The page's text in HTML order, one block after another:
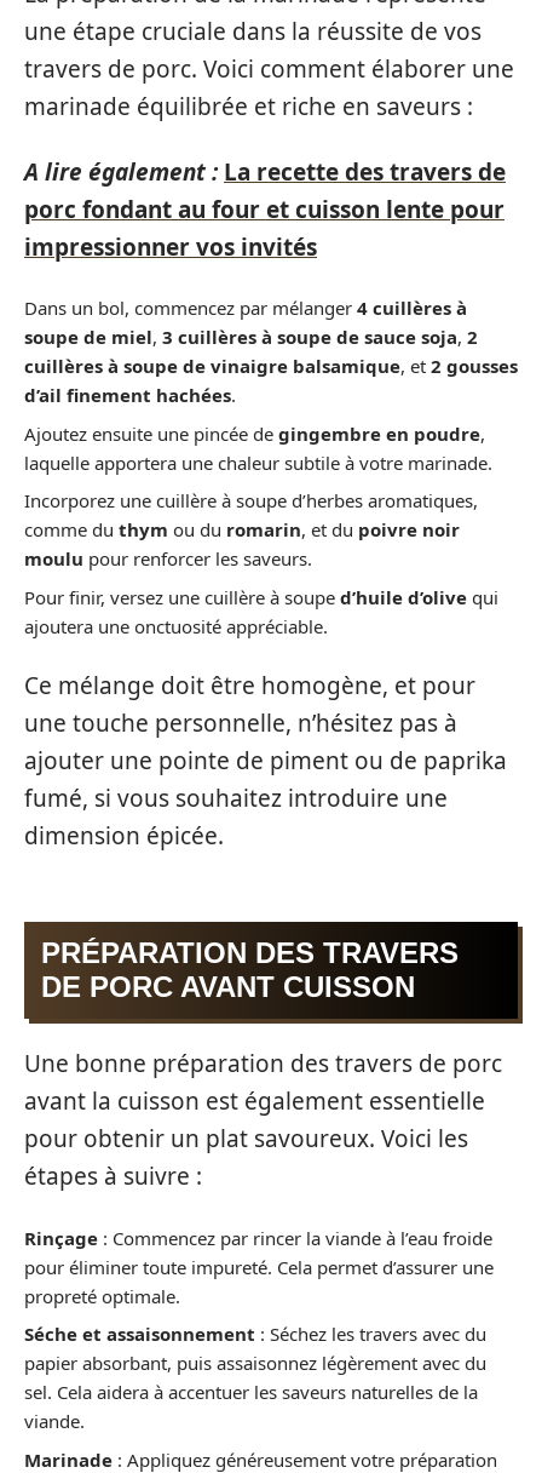
une étape cruciale dans la réussite de vos
travers de porc. Voici comment élaborer une
marinade équilibrée et riche en saveurs :
A lire également : La recette des travers de
porc fondant au four et cuisson lente pour
impressionner vos invités
Dans un bol, commencez par mélanger 4 cuillères à
soupe de miel, 3 cuillères à soupe de sauce soja, 2
cuillères à soupe de vinaigre balsamique, et 2 gousses
d’ail finement hachées.
Ajoutez ensuite une pincée de gingembre en poudre,
laquelle apportera une chaleur subtile à votre marinade.
Incorporez une cuillère à soupe d’herbes aromatiques,
comme du thym ou du romarin, et du poivre noir
moulu pour renforcer les saveurs.
Pour finir, versez une cuillère à soupe d’huile d’olive qui
ajoutera une onctuosité appréciable.
Ce mélange doit être homogène, et pour
une touche personnelle, n’hésitez pas à
ajouter une pointe de piment ou de paprika
fumé, si vous souhaitez introduire une
dimension épicée.
PRÉPARATION DES TRAVERS
DE PORC AVANT CUISSON
Une bonne préparation des travers de porc
avant la cuisson est également essentielle
pour obtenir un plat savoureux. Voici les
étapes à suivre :
Rinçage : Commencez par rincer la viande à l’eau froide
pour éliminer toute impureté. Cela permet d’assurer une
propreté optimale.
Séche et assaisonnement : Séchez les travers avec du
papier absorbant, puis assaisonnez légèrement avec du
sel. Cela aidera à accentuer les saveurs naturelles de la
viande.
Marinade : Appliquez généreusement votre préparation